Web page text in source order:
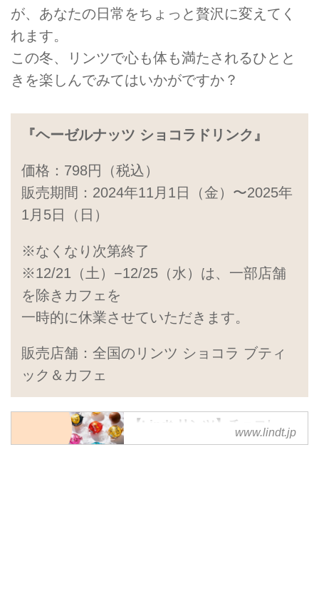
が、あなたの日常をちょっと贅沢に変えてく
れます。
この冬、リンツで心も体も満たされるひとと
きを楽しんでみてはいかがですか？
『ヘーゼルナッツ ショコラドリンク』
価格：798円（税込）
販売期間：2024年11月1日（金）〜2025年
1月5日（日）
※なくなり次第終了
※12/21（土）−12/25（水）は、一部店舗
を除きカフェを
一時的に休業させていただきます。
販売店舗：全国のリンツ ショコラ ブティ
ック＆カフェ
【Lindt リンツ】チョコレー
トの公式オンラインショップ
www.lindt.jp